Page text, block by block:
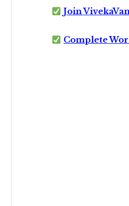
Join
Complete